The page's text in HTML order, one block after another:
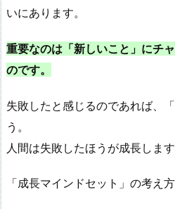
いにあります。
重要なのは「新しいこと」にチ
のです。
失敗したと感じるのであれば、
う。
人間は失敗したほうが成長しま
「成長マインドセット」の考え